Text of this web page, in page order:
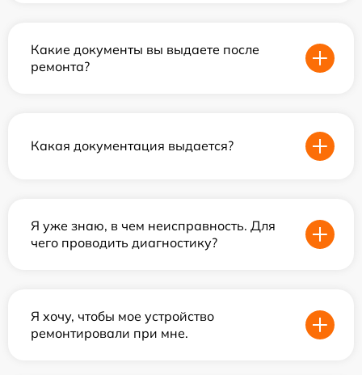
Какие документы вы выдаете после
ремонта?
Какая документация выдается?
Я уже знаю, в чем неисправность. Для
чего проводить диагностику?
Я хочу, чтобы мое устройство
ремонтировали при мне.